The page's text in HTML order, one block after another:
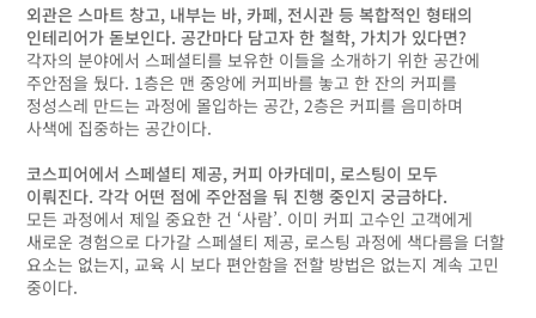
외관은 스마트 창고, 내부는 바, 카페, 전시관 등 복합적인 형태의
인테리어가 돋보인다. 공간마다 담고자 한 철학, 가치가 있다면?
각자의 분야에서 스페셜티를 보유한 이들을 소개하기 위한 공간에
주안점을 뒀다. 1층은 맨 중앙에 커피바를 놓고 한 잔의 커피를
정성스레 만드는 과정에 몰입하는 공간, 2층은 커피를 음미하며
사색에 집중하는 공간이다.
코스피어에서 스페셜티 제공, 커피 아카데미, 로스팅이 모두
이뤄진다. 각각 어떤 점에 주안점을 둬 진행 중인지 궁금하다.
모든 과정에서 제일 중요한 건 ‘사람’. 이미 커피 고수인 고객에게
새로운 경험으로 다가갈 스페셜티 제공, 로스팅 과정에 색다름을 더할
요소는 없는지, 교육 시 보다 편안함을 전할 방법은 없는지 계속 고민
중이다.